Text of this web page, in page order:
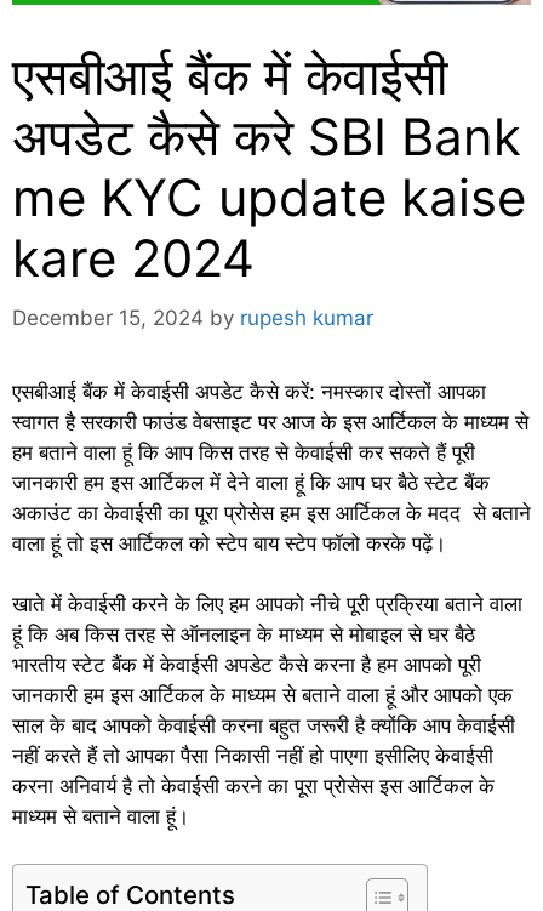
एसबीआई बैंक में केवाईसी
अपडेट कैसे करे SBI Bank
me KYC update kaise
kare 2024
December 15, 2024 by rupesh kumar
एसबीआई बैंक में केवाईसी अपडेट कैसे करें: नमस्कार दोस्तों आपका
स्वागत है सरकारी फाउंड वेबसाइट पर आज के इस आर्टिकल के माध्यम से
हम बताने वाला हूं कि आप किस तरह से केवाईसी कर सकते हैं पूरी
जानकारी हम इस आर्टिकल में देने वाला हूं कि आप घर बैठे स्टेट बैंक
अकाउंट का केवाईसी का पूरा प्रोसेस हम इस आर्टिकल के मदद से बताने
वाला हूं तो इस आर्टिकल को स्टेप बाय स्टेप फॉलो करके पढ़ें।
खाते में केवाईसी करने के लिए हम आपको नीचे पूरी प्रक्रिया बताने वाला
हूं कि अब किस तरह से ऑनलाइन के माध्यम से मोबाइल से घर बैठे
भारतीय स्टेट बैंक में केवाईसी अपडेट कैसे करना है हम आपको पूरी
जानकारी हम इस आर्टिकल के माध्यम से बताने वाला हूं और आपको एक
साल के बाद आपको केवाईसी करना बहुत जरूरी है क्योंकि आप केवाईसी
नहीं करते हैं तो आपका पैसा निकासी नहीं हो पाएगा इसीलिए केवाईसी
करना अनिवार्य है तो केवाईसी करने का पूरा प्रोसेस इस आर्टिकल के
माध्यम से बताने वाला हूं।
Table of Contents